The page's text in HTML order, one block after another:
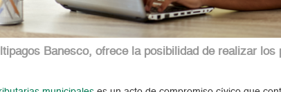
Banesco, ofrece la posibilidad de realizar